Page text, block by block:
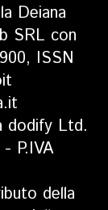
Deiana
SRL con
ISSN
dodify Ltd.
P.IVA
della